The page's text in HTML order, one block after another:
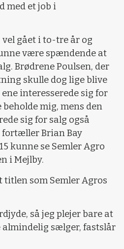
med et job i
vel gået i to-tre år og
være spændende at
Brødrene Poulsen, der
skulle dog lige blive
interesserede sig for
mig, mens den
sig for salg også
fortæller Brian Bay
kunne se Semler Agro
i Mejlby.
titlen som Semler Agros
så jeg plejer bare at
almindelig sælger, fastslår